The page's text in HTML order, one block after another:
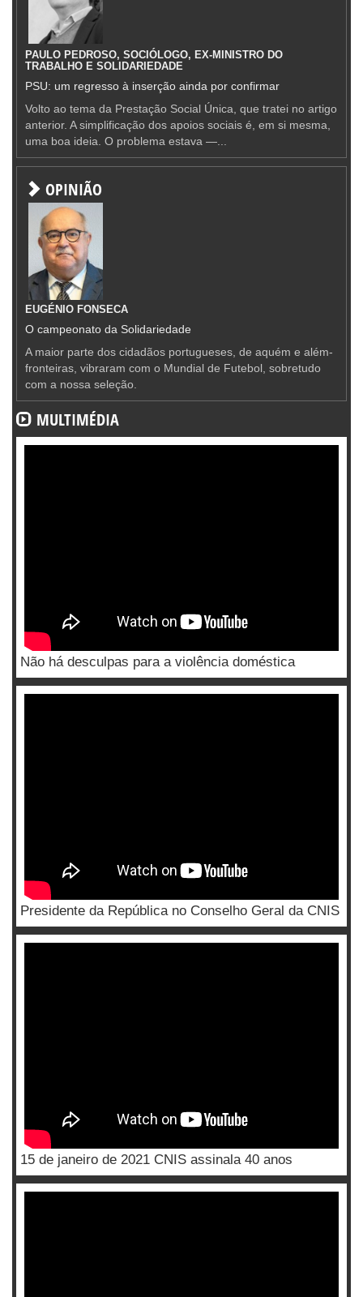
PAULO PEDROSO, SOCIÓLOGO, EX-MINISTRO DO
TRABALHO E SOLIDARIEDADE
PSU: um regresso à inserção ainda por confirmar
Volto ao tema da Prestação Social Única, que tratei no artigo
anterior. A simplificação dos apoios sociais é, em si mesma,
uma boa ideia. O problema estava —...
OPINIÃO
EUGÉNIO FONSECA
O campeonato da Solidariedade
A maior parte dos cidadãos portugueses, de aquém e além-
fronteiras, vibraram com o Mundial de Futebol, sobretudo
com a nossa seleção.
MULTIMÉDIA
Não há desculpas para a violência doméstica
Presidente da República no Conselho Geral da CNIS
15 de janeiro de 2021 CNIS assinala 40 anos